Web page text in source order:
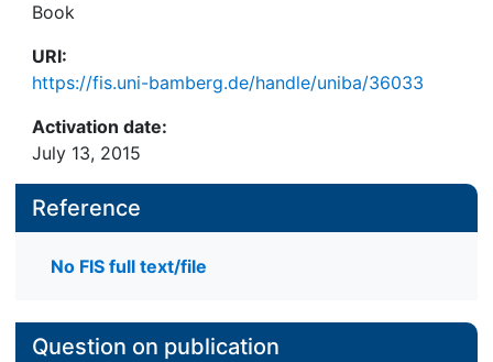
Book
URI:
https://fis.uni-bamberg.de/handle/uniba/36033
Activation date:
July 13, 2015
Reference
No FIS full text/file
Question on publication